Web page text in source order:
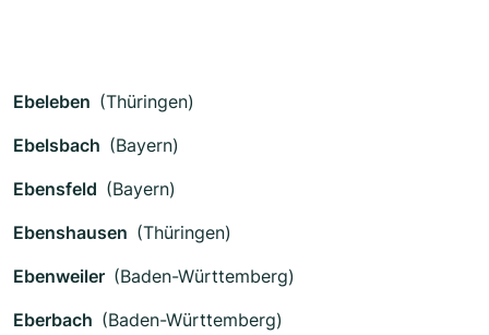
Ebeleben (Thüringen)
Ebelsbach (Bayern)
Ebensfeld (Bayern)
Ebenshausen (Thüringen)
Ebenweiler (Baden-Württemberg)
Eberbach (Baden-Württemberg)